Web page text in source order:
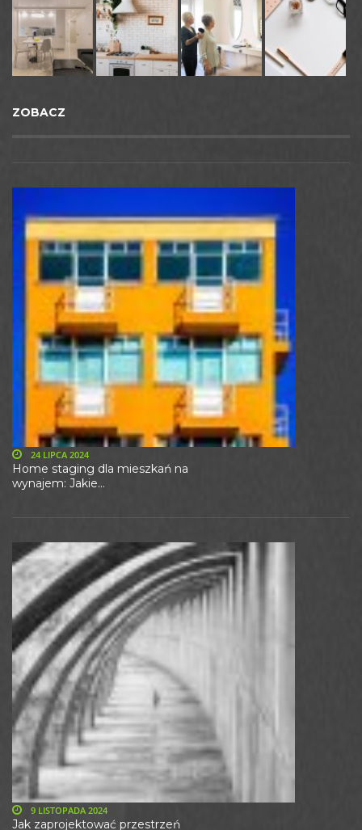
ZOBACZ
Home staging dla mieszkań na
wynajem: Jakie...
24 LIPCA 2024
Jak zaprojektować przestrzeń
9 LISTOPADA 2024